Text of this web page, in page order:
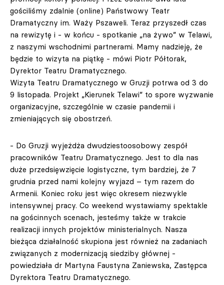
gościliśmy zdalnie (online) Państwowy Teatr
Dramatyczny im. Waży Pszaweli. Teraz przyszedł czas
na rewizytę i - w końcu - spotkanie „na żywo” w Telawi,
z naszymi wschodnimi partnerami. Mamy nadzieję, że
będzie to wizyta na piątkę - mówi Piotr Półtorak,
Dyrektor Teatru Dramatycznego.
Wizyta Teatru Dramatycznego w Gruzji potrwa od 3 do
9 listopada. Projekt „Kierunek Telawi” to spore wyzwanie
organizacyjne, szczególnie w czasie pandemii i
zmieniających się obostrzeń.
- Do Gruzji wyjeżdża dwudziestoosobowy zespół
pracowników Teatru Dramatycznego. Jest to dla nas
duże przedsięwzięcie logistyczne, tym bardziej, że 7
grudnia przed nami kolejny wyjazd – tym razem do
Armenii. Koniec roku jest więc okresem niezwykle
intensywnej pracy. Co weekend wystawiamy spektakle
na gościnnych scenach, jesteśmy także w trakcie
realizacji innych projektów ministerialnych. Nasza
bieżąca działalność skupiona jest również na zadaniach
związanych z modernizacją siedziby głównej -
powiedziała dr Martyna Faustyna Zaniewska, Zastępca
Dyrektora Teatru Dramatycznego.